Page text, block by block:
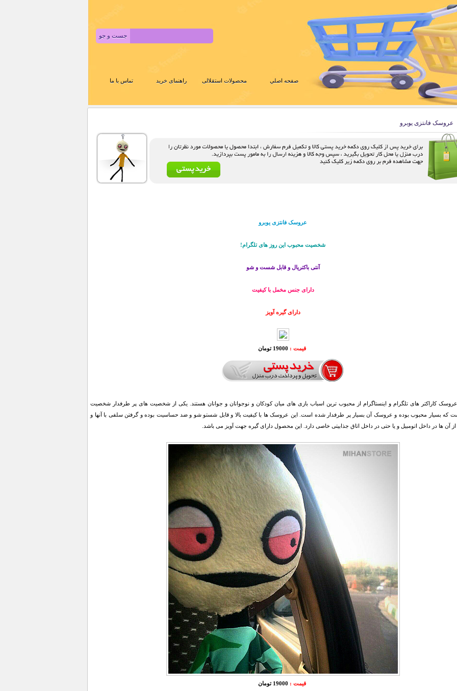
صفحه اصلي محصولات استقلالی راهنمای خرید تماس با ما
عروسک فانتزی یوبرو
عروسک فانتزی یوبرو
شخصیت محبوب این روز های تلگرام!
آنتی باکتریال و قابل شست و شو
دارای جنس مخمل با کیفیت
دارای گیره آویز
قیمت : 19000 تومان
کاراکتر های تلگرام و اینستاگرام از محبوب ترین اسباب بازی های میان کودکان و نوجوانان و جوانان هستند. یکی از شخصیت های پر طرفدار شخصیت
که بسیار محبوب بوده و عروسک آن بسیار پر طرفدار شده است. این عروسک ها با کیفیت بالا و قابل شستو شو و ضد حساسیت بوده و گرفتن سلفی با آنها و
از آن ها در داخل اتومبیل و یا حتی در داخل اتاق جذابیتی خاصی دارد. این محصول دارای گیره جهت آویز می باشد.
قیمت : 19000 تومان